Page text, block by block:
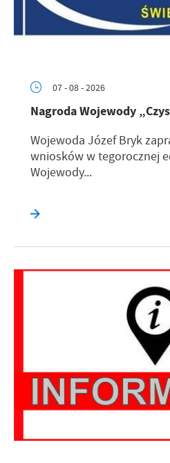
07 - 08 - 2026
Nagroda Wojewody
Wojewoda Józef Bryk
wniosków w tegorocznej
Wojewody...